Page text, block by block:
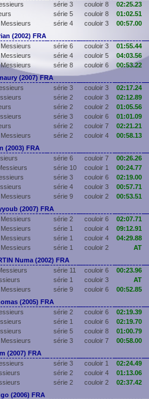
série 3 couloir 8 02:25.23
série 5 couloir 8 01:02.51
série 4 couloir 3 00:57.00
(2002) FRA
série 6 couloir 3 01:55.44
série 4 couloir 5 04:03.56
série 8 couloir 6 00:53.22
(2007) FRA
série 3 couloir 3 02:17.24
série 2 couloir 3 02:12.89
série 2 couloir 2 01:05.56
série 3 couloir 6 01:01.09
série 2 couloir 7 02:21.21
série 2 couloir 4 00:58.13
(2003) FRA
série 6 couloir 7 00:26.26
série 10 couloir 1 00:24.77
série 3 couloir 6 02:19.00
série 4 couloir 3 00:57.71
série 9 couloir 2 00:53.51
(2007) FRA
série 2 couloir 6 02:07.71
série 1 couloir 4 09:12.91
série 1 couloir 4 04:29.88
série 1 couloir 2 AT
Numa (2002) FRA
série 11 couloir 6 00:23.96
série 1 couloir 3 AT
série 9 couloir 6 00:52.85
(2005) FRA
série 2 couloir 6 02:19.39
série 1 couloir 6 02:19.70
série 5 couloir 8 01:00.79
série 3 couloir 7 00:58.00
(2007) FRA
série 3 couloir 1 02:24.49
série 2 couloir 4 01:13.06
série 2 couloir 2 02:37.42
(2006) FRA